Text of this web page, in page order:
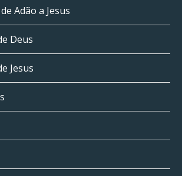
Adão a Jesus
Deus
Jesus